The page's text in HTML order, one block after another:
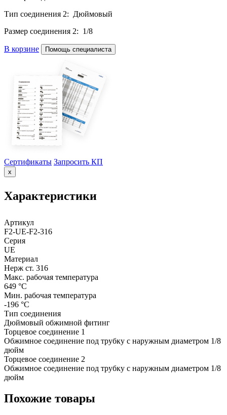
Тип соединения 2: Дюймовый
Размер соединения 2: 1/8
В корзине Помощь специалиста
Сертификаты Запросить КП
x
Характеристики
Артикул
F2-UE-F2-316
Серия
UE
Материал
Нерж ст. 316
Макс. рабочая температура
649 °C
Мин. рабочая температура
-196 °C
Тип соединения
Дюймовый обжимной фитинг
Торцевое соединение 1
Обжимное соединение под трубку с наружным диаметром 1/8
дюйм
Торцевое соединение 2
Обжимное соединение под трубку с наружным диаметром 1/8
дюйм
Похожие товары